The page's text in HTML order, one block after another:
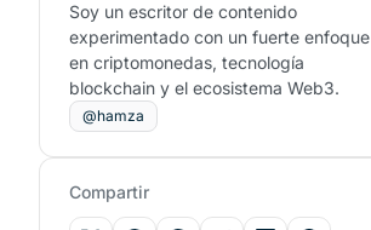
Soy un escritor de contenido
experimentado con un fuerte enfoque
en criptomonedas, tecnología
blockchain y el ecosistema Web3.
@hamza
Compartir